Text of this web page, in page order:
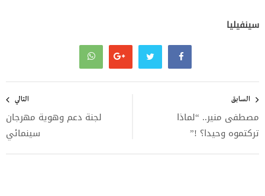
سينفيليا
المقالات
السابق
مصطفى منير.. “لماذا
تركتموه وحيدا؟ !”
التالي
لجنة دعم وهوية مهرجان
سينمائي